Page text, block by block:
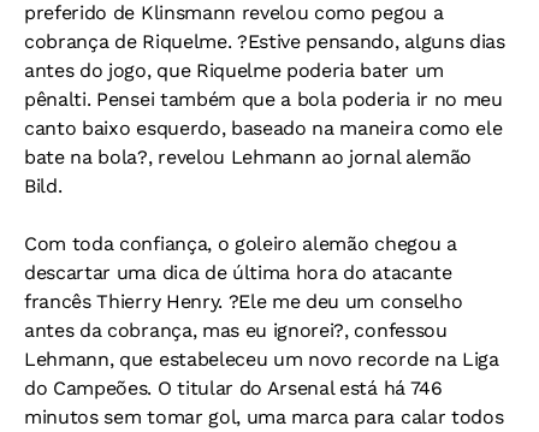
preferido de Klinsmann revelou como pegou a
cobrança de Riquelme. ?Estive pensando, alguns dias
antes do jogo, que Riquelme poderia bater um
pênalti. Pensei também que a bola poderia ir no meu
canto baixo esquerdo, baseado na maneira como ele
bate na bola?, revelou Lehmann ao jornal alemão
Bild.
Com toda confiança, o goleiro alemão chegou a
descartar uma dica de última hora do atacante
francês Thierry Henry. ?Ele me deu um conselho
antes da cobrança, mas eu ignorei?, confessou
Lehmann, que estabeleceu um novo recorde na Liga
do Campeões. O titular do Arsenal está há 746
minutos sem tomar gol, uma marca para calar todos